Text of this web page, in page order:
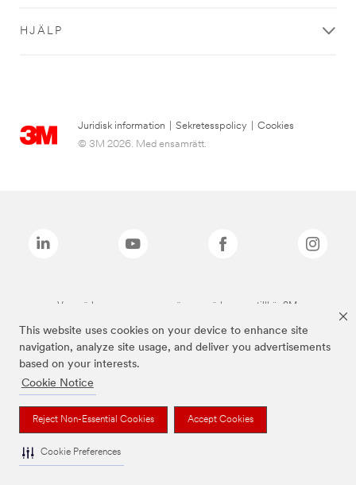
This website uses cookies on your device to enhance site
navigation, analyze site usage, and deliver you advertisements
based on your interests.
Cookie Notice
Reject Non-Essential Cookies Accept Cookies
Cookie Preferences
HJÄLP
Juridisk information Sekretesspolicy
Cookies
© 3M 2026. Med ensamrätt.
Varumärken som anges ovan är varumärken som tillhör 3M.